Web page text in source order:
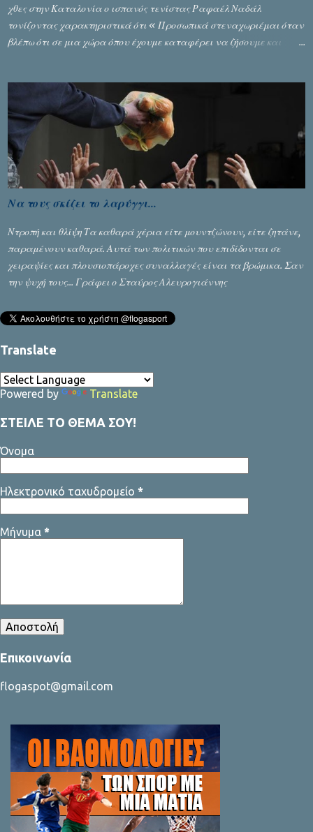
χθες στην Καταλονία ο ισπανός τενίστας Ραφαέλ Ναδάλ
τονίζοντας χαρακτηριστικά ότι « Προσωπικά στεναχωριέμαι όταν
βλέπω ότι σε μια χώρα όπου έχουμε καταφέρει να ζήσουμε και
μεταδώσει είναι αρνητική ». Ο τενίστας Νο 1 στο παγκόσμιο τένις,
που βρίσκεται στο Πεκίνο για να αγωνιστεί στο Open ανέφερε: «
Παρακολούθησα τα γεγονότα με βαριά καρδιά. Με κάνει να
κλαίω, βλέποντας τη χώρα να έρχεται σε αυτή την κατάσταση. Η
Καταλονία αισθάνεται πολύ ενωμένη. Υπήρξε ένα χάος που δεν
πρέπει να συμβεί στον αιώνα που είμαστε. Βρισκόμαστε σε μία
χώρα που ζούμε ειρηνικά στο τέλος της ημέρας. Αν και υπάρχουν
στιγμές που τα πάντα φαίνονται αδύνατα, δεν υπάρχει
συμφωνία, είναι πολύ απλό, πρέπει να την αναζητήσουμε. Ο
μοναδικός τρόπος για να επιτευχθεί είναι να μιλάμε, να μιλάνε οι
δύο πλευρές που διαφωνούν και να προσπ...
Να τους σκίζει το λαρύγγι...
Ντροπή και θλίψη Τα καθαρά χέρια είτε μουντζώνουν, είτε ζητάνε,
παραμένουν καθαρά. Αυτά των πολιτικών που επιδίδονται σε
χειραψίες και πλουσιοπάροχες συναλλαγές είναι τα βρώμικα. Σαν
την ψυχή τους... Γράφει ο Σταύρος Αλευρογιάννης
Translate
Powered by Translate
ΣΤΕΙΛΕ ΤΟ ΘΕΜΑ ΣΟΥ!
Όνομα
Ηλεκτρονικό ταχυδρομείο *
Μήνυμα *
Επικοινωνία
flogaspot@gmail.com